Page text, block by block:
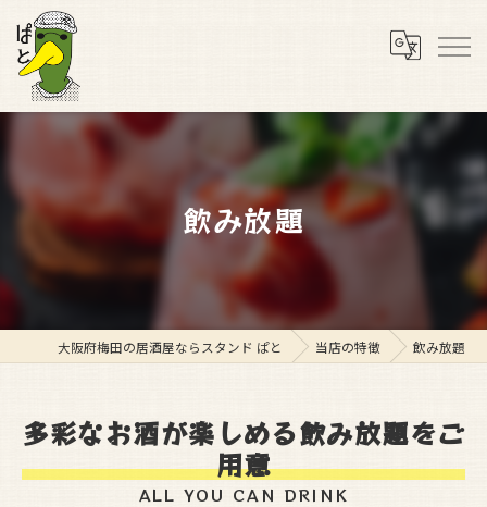
飲み放題
大阪府梅田の居酒屋ならスタンド ぱと 当店の特徴 飲み放題
多彩なお酒が楽しめる飲み放題をご
用意
ALL YOU CAN DRINK